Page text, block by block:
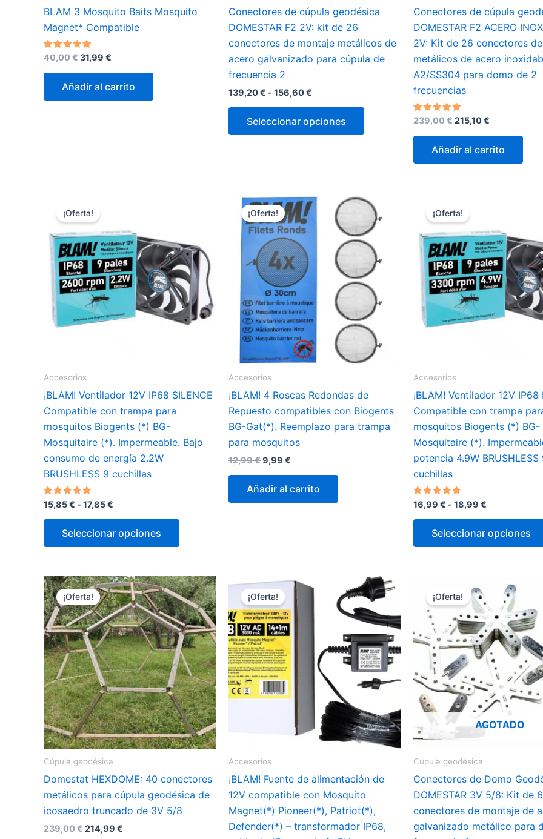
BLAM 3 Mosquito Baits Mosquito
Magnet* Compatible
Valorado
con
5.00
40,00€El
era:
40,00 €.
31,99 €
es:
31,99 €.
Añadir al carrito
Conectores de cúpula geodésica
DOMESTAR F2 2V: kit de 26
conectores de montaje metálicos de
acero galvanizado para cúpula de
frecuencia 2
139,20€ - 156,60€
desde
139,20 €
Seleccionar opciones
Este
opciones
se
pueden
elegir
en
la
página
de
producto
Conectores de cúpula
DOMESTAR F2 ACERO
2V: Kit de 26 conectores
metálicos de acero
A2/SS304 para domo de 2
frecuencias
Valorado
5.00
239,00€El
era:
239,00 €.
215,10€
es:
215,10 €.
Añadir al carrito
¡Oferta!
Accesorios
¡BLAM! Ventilador 12V IP68 SILENCE
Compatible con trampa para
mosquitos Biogents (*) BG-
Mosquitaire (*). Impermeable. Bajo
consumo de energía 2.2W
BRUSHLESS 9 cuchillas
Valorado
con
5.00
15,85€ - 17,85€
desde
15,85 €
Seleccionar opciones
Este
variantes.
Las
opciones
se
pueden
elegir
en
la
página
de
producto
¡Oferta!
Accesorios
¡BLAM! 4 Roscas Redondas de
Repuesto compatibles con Biogents
BG-Gat(*). Reemplazo para trampa
para mosquitos
12,99€El
era:
12,99 €.
9,99 €
es:
9,99 €.
Añadir al carrito
¡Oferta!
Accesorios
¡BLAM! Ventilador 12V IP68
Compatible con trampa
mosquitos Biogents (*) BG-
Mosquitaire (*).
potencia 4.9W BRUSHLESS
cuchillas
Valorado
con
5.00
16,99 € - 18,99 €
desde
16,99 €
Seleccionar opciones
¡Oferta!
Cúpula geodésica
Domestat HEXDOME: 40 conectores
metálicos para cúpula geodésica de
icosaedro truncado de 3V 5/8
239,00€El
214,99 €
¡Oferta!
Accesorios
¡BLAM! Fuente de alimentación de
12V compatible con Mosquito
Magnet(*) Pioneer(*), Patriot(*),
Defender(*) – transformador IP68,
AGOTADO
¡Oferta!
Cúpula geodésica
Conectores de Domo
DOMESTAR 3V 5/8: Kit de
conectores de montaje de
galvanizado metálico para